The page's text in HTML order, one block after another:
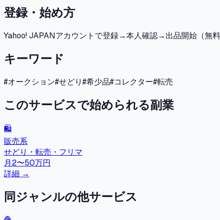
登録・始め方
Yahoo! JAPANアカウントで登録→本人確認→出品開始（無料
キーワード
#オークション#せどり#希少品#コレクター#転売
このサービスで始められる副業
🛍️
販売系
せどり・転売・フリマ
月2〜50万円
詳細 →
同ジャンルの他サービス